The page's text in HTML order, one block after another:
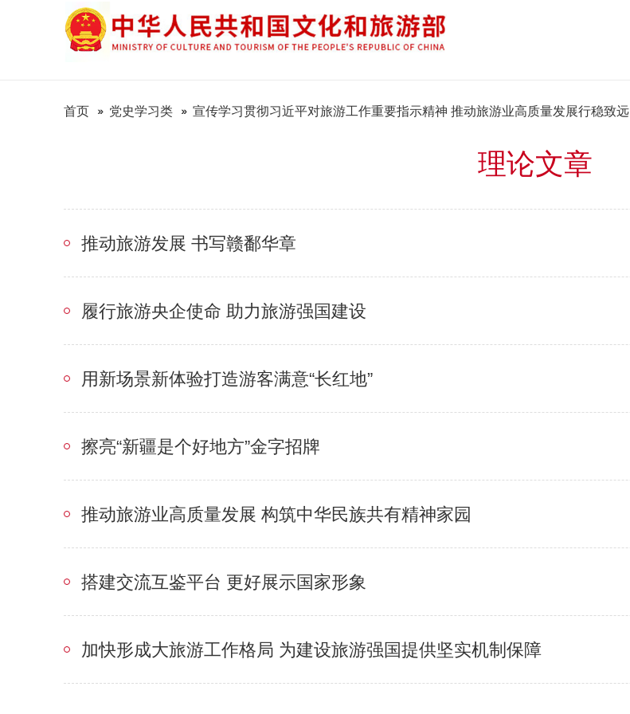
首页 党史学习类 宣传学习贯彻习近平对旅游工作重要指示精神 推动旅游业高质量发展行稳致远
理论文章
推动旅游发展 书写赣鄱华章
履行旅游央企使命 助力旅游强国建设
用新场景新体验打造游客满意“长红地”
擦亮“新疆是个好地方”金字招牌
推动旅游业高质量发展 构筑中华民族共有精神家园
搭建交流互鉴平台 更好展示国家形象
加快形成大旅游工作格局 为建设旅游强国提供坚实机制保障